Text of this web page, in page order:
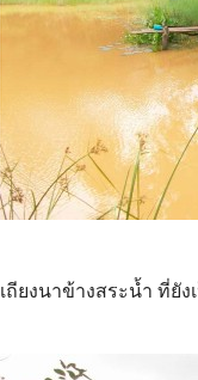
เถียงนาข้างสระน้ำ ที่ยั